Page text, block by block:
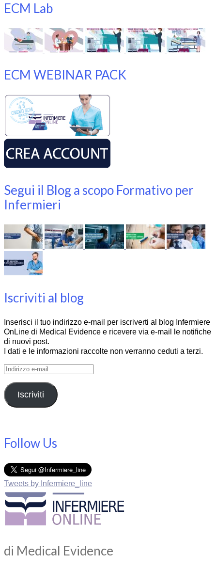
ECM Lab
ECM WEBINAR PACK
Segui il Blog a scopo Formativo per
Infermieri
Iscriviti al blog
Inserisci il tuo indirizzo e-mail per iscriverti al blog Infermiere
OnLine di Medical Evidence e ricevere via e-mail le notifiche
di nuovi post.
I dati e le informazioni raccolte non verranno ceduti a terzi.
Indirizzo
mail
Iscriviti
Follow Us
Tweets by Infermiere_line
di Medical Evidence